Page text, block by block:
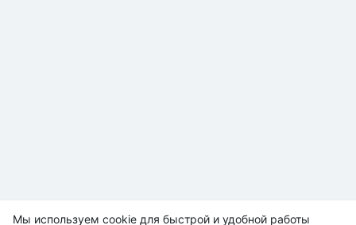
Мы используем cookie для быстрой и удобной работы